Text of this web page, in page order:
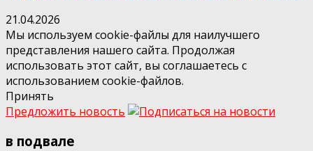
21.04.2026
Мы используем cookie-файлы для наилучшего
представления нашего сайта. Продолжая
использовать этот сайт, вы соглашаетесь с
использованием cookie-файлов.
Принять
Предложить новость
в подвале